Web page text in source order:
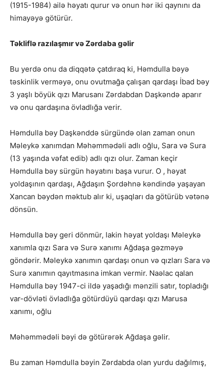
(1915-1984) ailə həyatı qurur və onun hər iki qaynını da
himayəyə götürür.
Təkliflə razılaşmır və Zərdaba gəlir
Bu yerdə onu da diqqətə çatdıraq ki, Həmdulla bəyə
təskinlik verməyə, onu ovutmağa çalışan qardaşı İbad bəy
3 yaşlı böyük qızı Marusanı Zərdabdan Daşkəndə aparır
və onu qardaşına övladlığa verir.
Həmdulla bəy Daşkənddə sürgündə olan zaman onun
Məleykə xanımdan Məhəmmədəli adlı oğlu, Sara və Sura
(13 yaşında vəfat edib) adlı qızı olur. Zaman keçir
Həmdulla bəy sürgün həyatını başa vurur. O , həyat
yoldaşının qardaşı, Ağdaşın Şordəhnə kəndində yaşayan
Xancan bəydən məktub alır ki, uşaqları da götürüb vətənə
dönsün.
Həmdulla bəy geri dönmür, lakin həyat yoldaşı Məleykə
xanımla qızı Sara və Surə xanımı Ağdaşa gəzməyə
göndərir. Məleykə xanımın qardaşı onun və qızları Sara və
Surə xanımın qayıtmasına imkan vermir. Naəlac qalan
Həmdulla bəy 1947-ci ildə yaşadığı mənzili satır, topladığı
var-dövləti övladlığa götürdüyü qardaşı qızı Marusa
xanımı, oğlu
Məhəmmədəli bəyi də götürərək Ağdaşa gəlir.
Bu zaman Həmdulla bəyin Zərdabda olan yurdu dağılmış,